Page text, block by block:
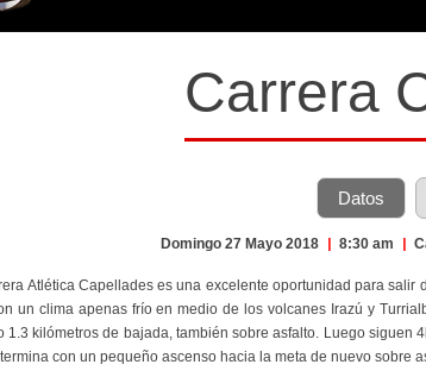
Carrera
Datos
Domingo 27 Mayo 2018 | 8:30 am |
Atlética Capellades es una excelente oportunidad para
un clima apenas frío en medio de los volcanes Irazú y
1.3 kilómetros de bajada, también sobre asfalto. Luego
con un pequeño ascenso hacia la meta de nuevo sobre